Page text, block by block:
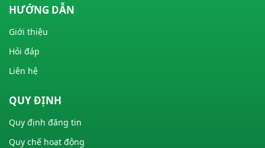
HƯỚNG DẪN
Giới thiệu
Hỏi đáp
Liên hệ
QUY ĐỊNH
Quy định đăng tin
Quy chế hoạt động